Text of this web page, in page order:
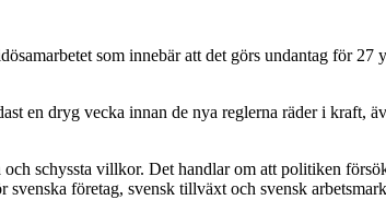
som innebär att det görs undantag för 27
en dryg vecka innan de nya reglerna räder i
schyssta villkor. Det handlar om att politiken
företag, svensk tillväxt och svensk